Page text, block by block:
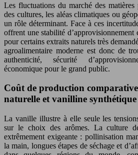
Les fluctuations du marché des
des cultures, les aléas climatiques ou
un rôle déterminant. Face à ces
offrent une stabilité
pour certains extraits naturels très
agroalimentaire moderne est donc de
authenticité, sécurité
économique pour le grand public.
Coût de production
naturelle et vanilline synthétique
La vanille illustre à elle seule les
sur le choix des arômes. La culture
extrêmement exigeante : pollinisation
la main, longues étapes de séchage et